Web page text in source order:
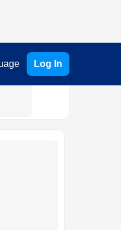
Log In